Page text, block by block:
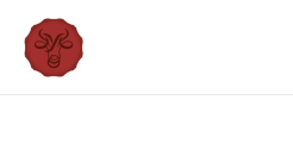
Inhalt
springen